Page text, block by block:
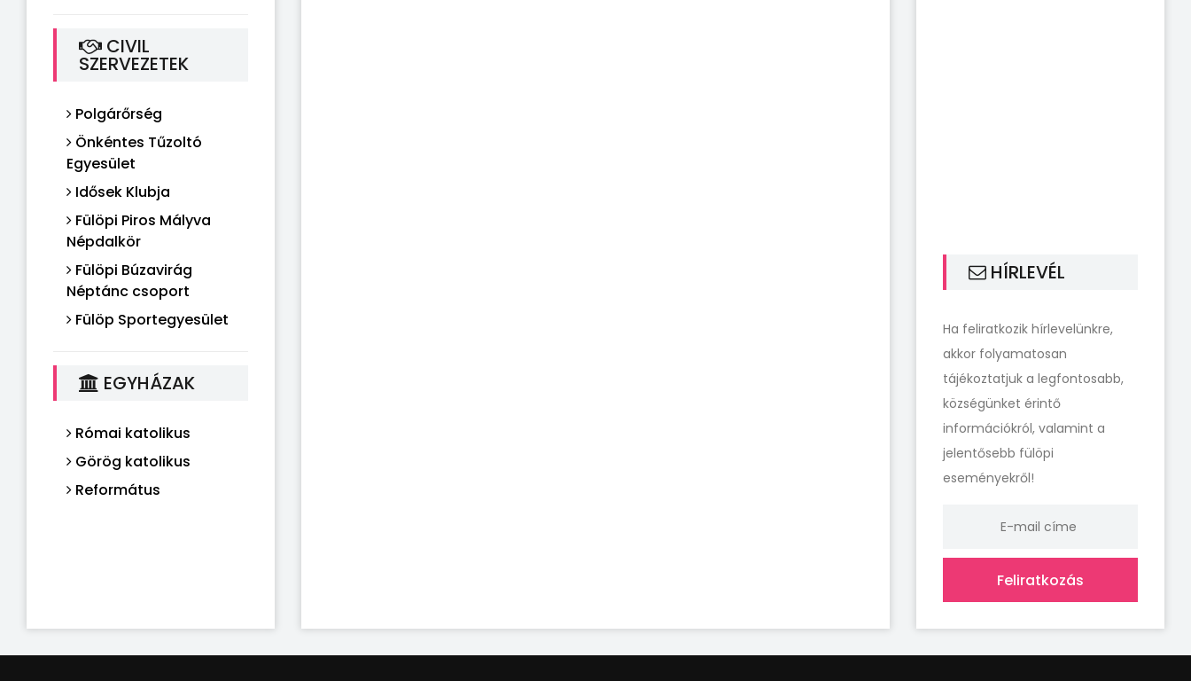
CIVIL
SZERVEZETEK
Polgárőrség
Önkéntes Tűzoltó
Egyesület
Idősek Klubja
Fülöpi Piros Mályva
Népdalkör
Fülöpi Búzavirág
Néptánc csoport
Fülöp Sportegyesület
EGYHÁZAK
Római katolikus
Görög katolikus
Református
HÍRLEVÉL
Ha feliratkozik hírlevelünkre,
akkor folyamatosan
tájékoztatjuk a legfontosabb,
községünket érintő
információkról, valamint a
jelentősebb fülöpi
eseményekről!
Feliratkozás